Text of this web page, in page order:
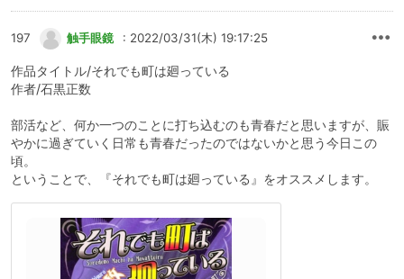
197 触手眼鏡 : 2022/03/31(木) 19:17:25
作品タイトル/それでも町は廻っている
作者/石黒正数
部活など、何か一つのことに打ち込むのも青春だと思いますが、賑
やかに過ぎていく日常も青春だったのではないかと思う今日この
頃。
ということで、『それでも町は廻っている』をオススメします。